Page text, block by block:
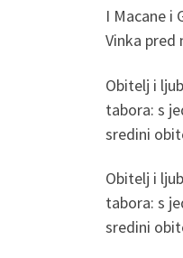
I Macane i
Vinka pred
Obitelj i
tabora: s
sredini
Obitelj i
tabora: s
sredini